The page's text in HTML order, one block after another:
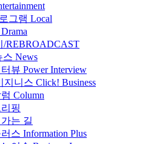
그램 Local
/REBROADCAST
News
뷰 Power Interview
지니스 Click! Business
Column
핑
는 길
스 Information Plus